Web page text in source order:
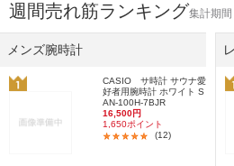
週間売れ筋ランキング集計期
メンズ腕時計
CASIO サ時計 サウナ愛
好者用腕時計 ホワイト S
AN-100H-7BJR
16,500円
1,650ポイント
(12)